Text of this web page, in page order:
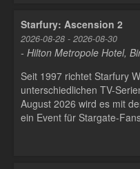
Starfury: Ascension 2
2026-08-28 - 2026-08-30
- Hilton Metropole Hotel,
Seit 1997 richtet Starfury
unterschiedlichen TV-
August 2026 wird es mit
ein Event für Stargate-